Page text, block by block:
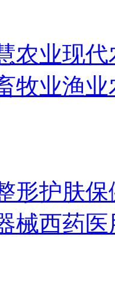
农业现代
牧业渔业
形护肤保
械西药